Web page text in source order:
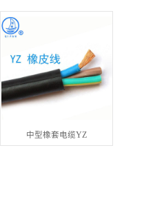
中型橡套电缆YZ